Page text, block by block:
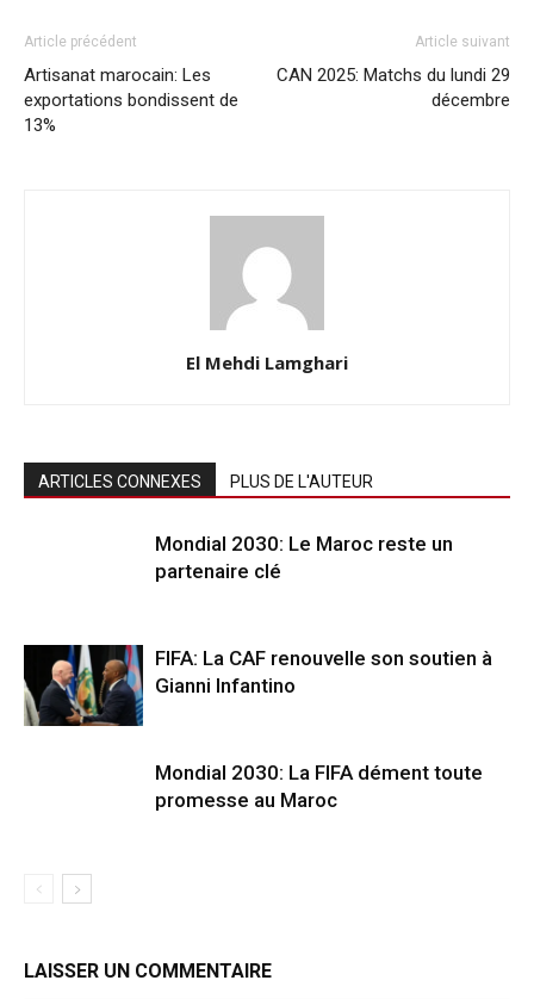
Article précédent
Artisanat marocain: Les
exportations bondissent de
13%
Article suivant
CAN 2025: Matchs du lundi 29
décembre
El Mehdi Lamghari
ARTICLES CONNEXES PLUS DE L'AUTEUR
Mondial 2030: Le Maroc reste un
partenaire clé
FIFA: La CAF renouvelle son soutien à
Gianni Infantino
Mondial 2030: La FIFA dément toute
promesse au Maroc
LAISSER UN COMMENTAIRE